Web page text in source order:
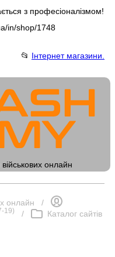
з професіоналізмом!
in/shop/1748
📂 Інтернет магазини.
онлайн
онлайн /
19) / Каталог сайтів